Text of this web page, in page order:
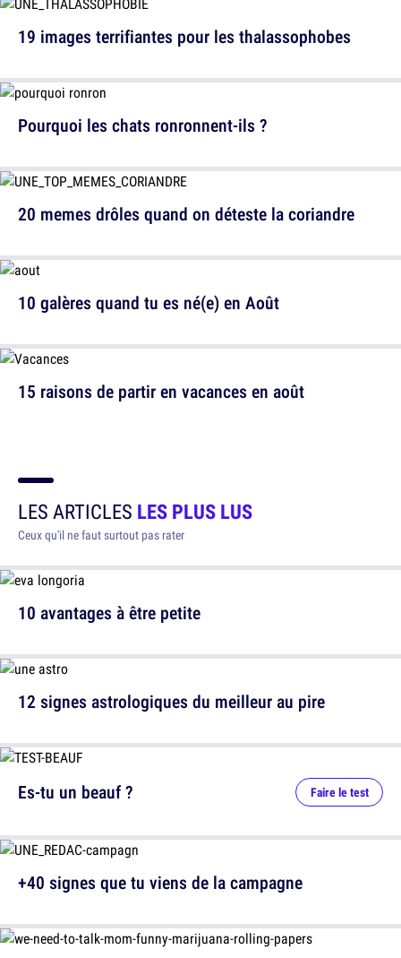
Pourquoi les chats ronronnent-ils ?
10 galères quand tu es né(e) en Août
19 images terrifiantes pour les thalassophobes
20 memes drôles quand on déteste la coriandre
15 raisons de partir en vacances en août
LES ARTICLES LES PLUS LUS
Ceux qu'il ne faut surtout pas rater
10 avantages à être petite
12 signes astrologiques du meilleur au pire
Es-tu un beauf ? Faire le test
+40 signes que tu viens de la campagne